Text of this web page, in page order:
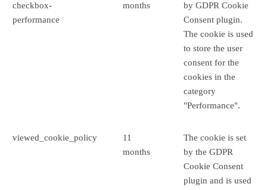
checkbox-
performance
months
by GDPR Cookie
Consent plugin.
The cookie is used
to store the user
consent for the
cookies in the
category
"Performance".
viewed_cookie_policy
11
months
The cookie is set
by the GDPR
Cookie Consent
plugin and is used